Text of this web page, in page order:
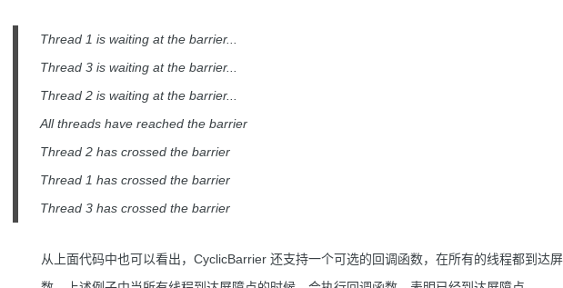
Thread 1 is waiting at the barrier...
Thread 3 is waiting at the barrier...
Thread 2 is waiting at the barrier...
All threads have reached the barrier
Thread 2 has crossed the barrier
Thread 1 has crossed the barrier
Thread 3 has crossed the barrier
从上面代码中也可以看出，CyclicBarrier 还支持一个可选的回调函数，在所有的线程都到达